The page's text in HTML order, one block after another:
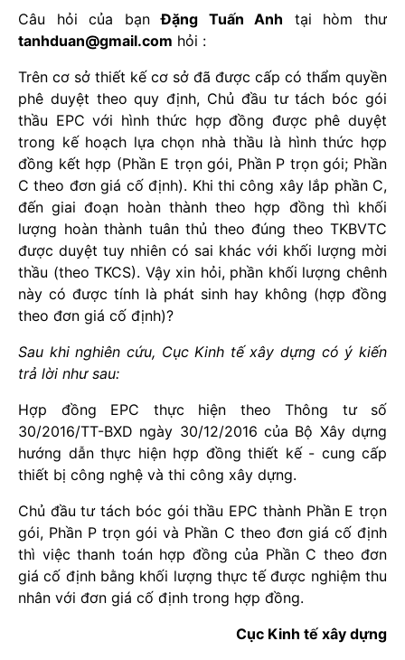
Câu hỏi của bạnĐặng Tuấn Anh tại hòm thư
tanhduan@gmail.com hỏi :
Trên cơ sở thiết kế cơ sở đã được cấp có thẩm quyền
phê duyệt theo quy định, Chủ đầu tư tách bóc gói
thầu EPC với hình thức hợp đồng được phê duyệt
trong kế hoạch lựa chọn nhà thầu là hình thức hợp
đồng kết hợp (Phần E trọn gói, Phần P trọn gói; Phần
C theo đơn giá cố định). Khi thi công xây lắp phần C,
đến giai đoạn hoàn thành theo hợp đồng thì khối
lượng hoàn thành tuân thủ theo đúng theo TKBVTC
được duyệt tuy nhiên có sai khác với khối lượng mời
thầu (theo TKCS). Vậy xin hỏi, phần khối lượng chênh
này có được tính là phát sinh hay không (hợp đồng
theo đơn giá cố định)?
Sau khi nghiên cứu, Cục Kinh tế xây dựng có ý kiến
trả lời như sau:
Hợp đồng EPC thực hiện theo Thông tư số
30/2016/TT-BXD ngày 30/12/2016 của Bộ Xây dựng
hướng dẫn thực hiện hợp đồng thiết kế - cung cấp
thiết bị công nghệ và thi công xây dựng.
Chủ đầu tư tách bóc gói thầu EPC thành Phần E trọn
gói, Phần P trọn gói và Phần C theo đơn giá cố định
thì việc thanh toán hợp đồng của Phần C theo đơn
giá cố định bằng khối lượng thực tế được nghiệm thu
nhân với đơn giá cố định trong hợp đồng.
Cục Kinh tế xây dựng